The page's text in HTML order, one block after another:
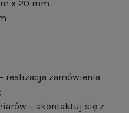
x 20 mm
realizacja zamówienia
– skontaktuj się z